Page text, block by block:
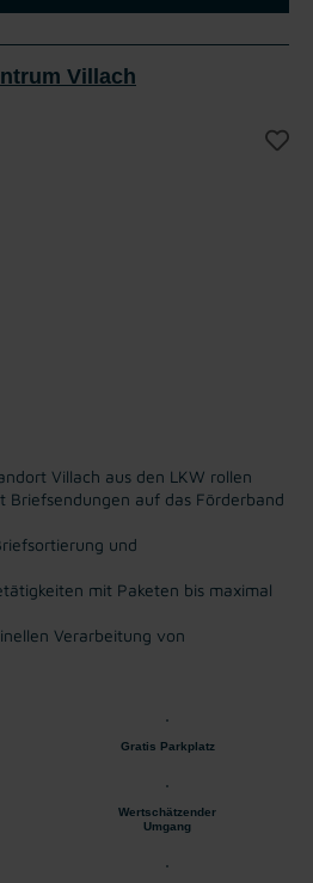
Villach
Villach aus den LKW rollen
Briefsendungen auf das Förderband
und
mit Paketen bis maximal
Verarbeitung von
Gratis Parkplatz
Wertschätzender
Umgang